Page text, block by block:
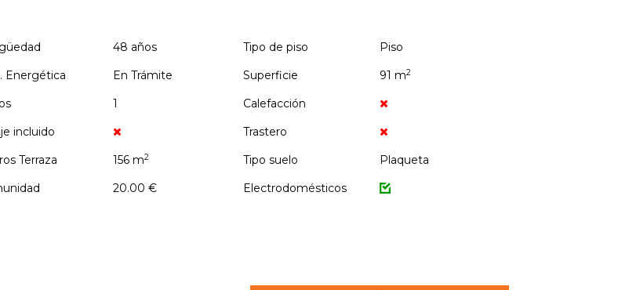
48 años Tipo de piso
Piso
Energética En Trámite Superficie 91 m2
1
Calefacción
incluido
Trastero
Terraza 156 m2 Tipo suelo
Plaqueta
20.00 € Electrodomésticos